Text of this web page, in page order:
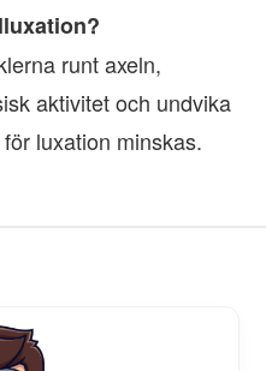
runt axeln,
aktivitet och undvika
luxation minskas.